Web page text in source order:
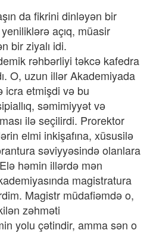
da fikrini dinləyən bir
açıq, müasir
bir ziyalı idi.
rəhbərliyi təkcə kafedra
O, uzun illər Akademiyada
icra etmişdi və bu
səmimiyyət və
ilə seçilirdi. Prorektor
elmi inkişafına, xüsusilə
səviyyəsində olanlara
həmin illərdə mən
magistratura
Magistr müdafiəmdə o,
zəhməti
yolu çətindir, amma sən o